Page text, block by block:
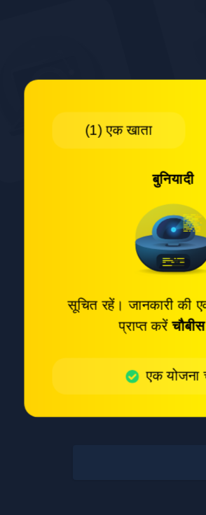
(1) एक खाता
बुनियादी
सूचित रहें। जानकारी की
प्राप्त करें
एक योजना